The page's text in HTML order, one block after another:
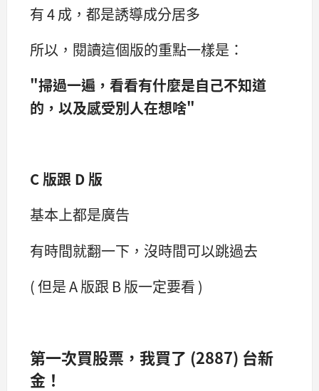
有 4 成，都是誘導成分居多
所以，閱讀這個版的重點一樣是：
"掃過一遍，看看有什麼是自己不知道
的，以及感受別人在想啥"
C 版跟 D 版
基本上都是廣告
有時間就翻一下，沒時間可以跳過去
( 但是 A 版跟 B 版一定要看 )
第一次買股票，我買了 (2887) 台新
金！